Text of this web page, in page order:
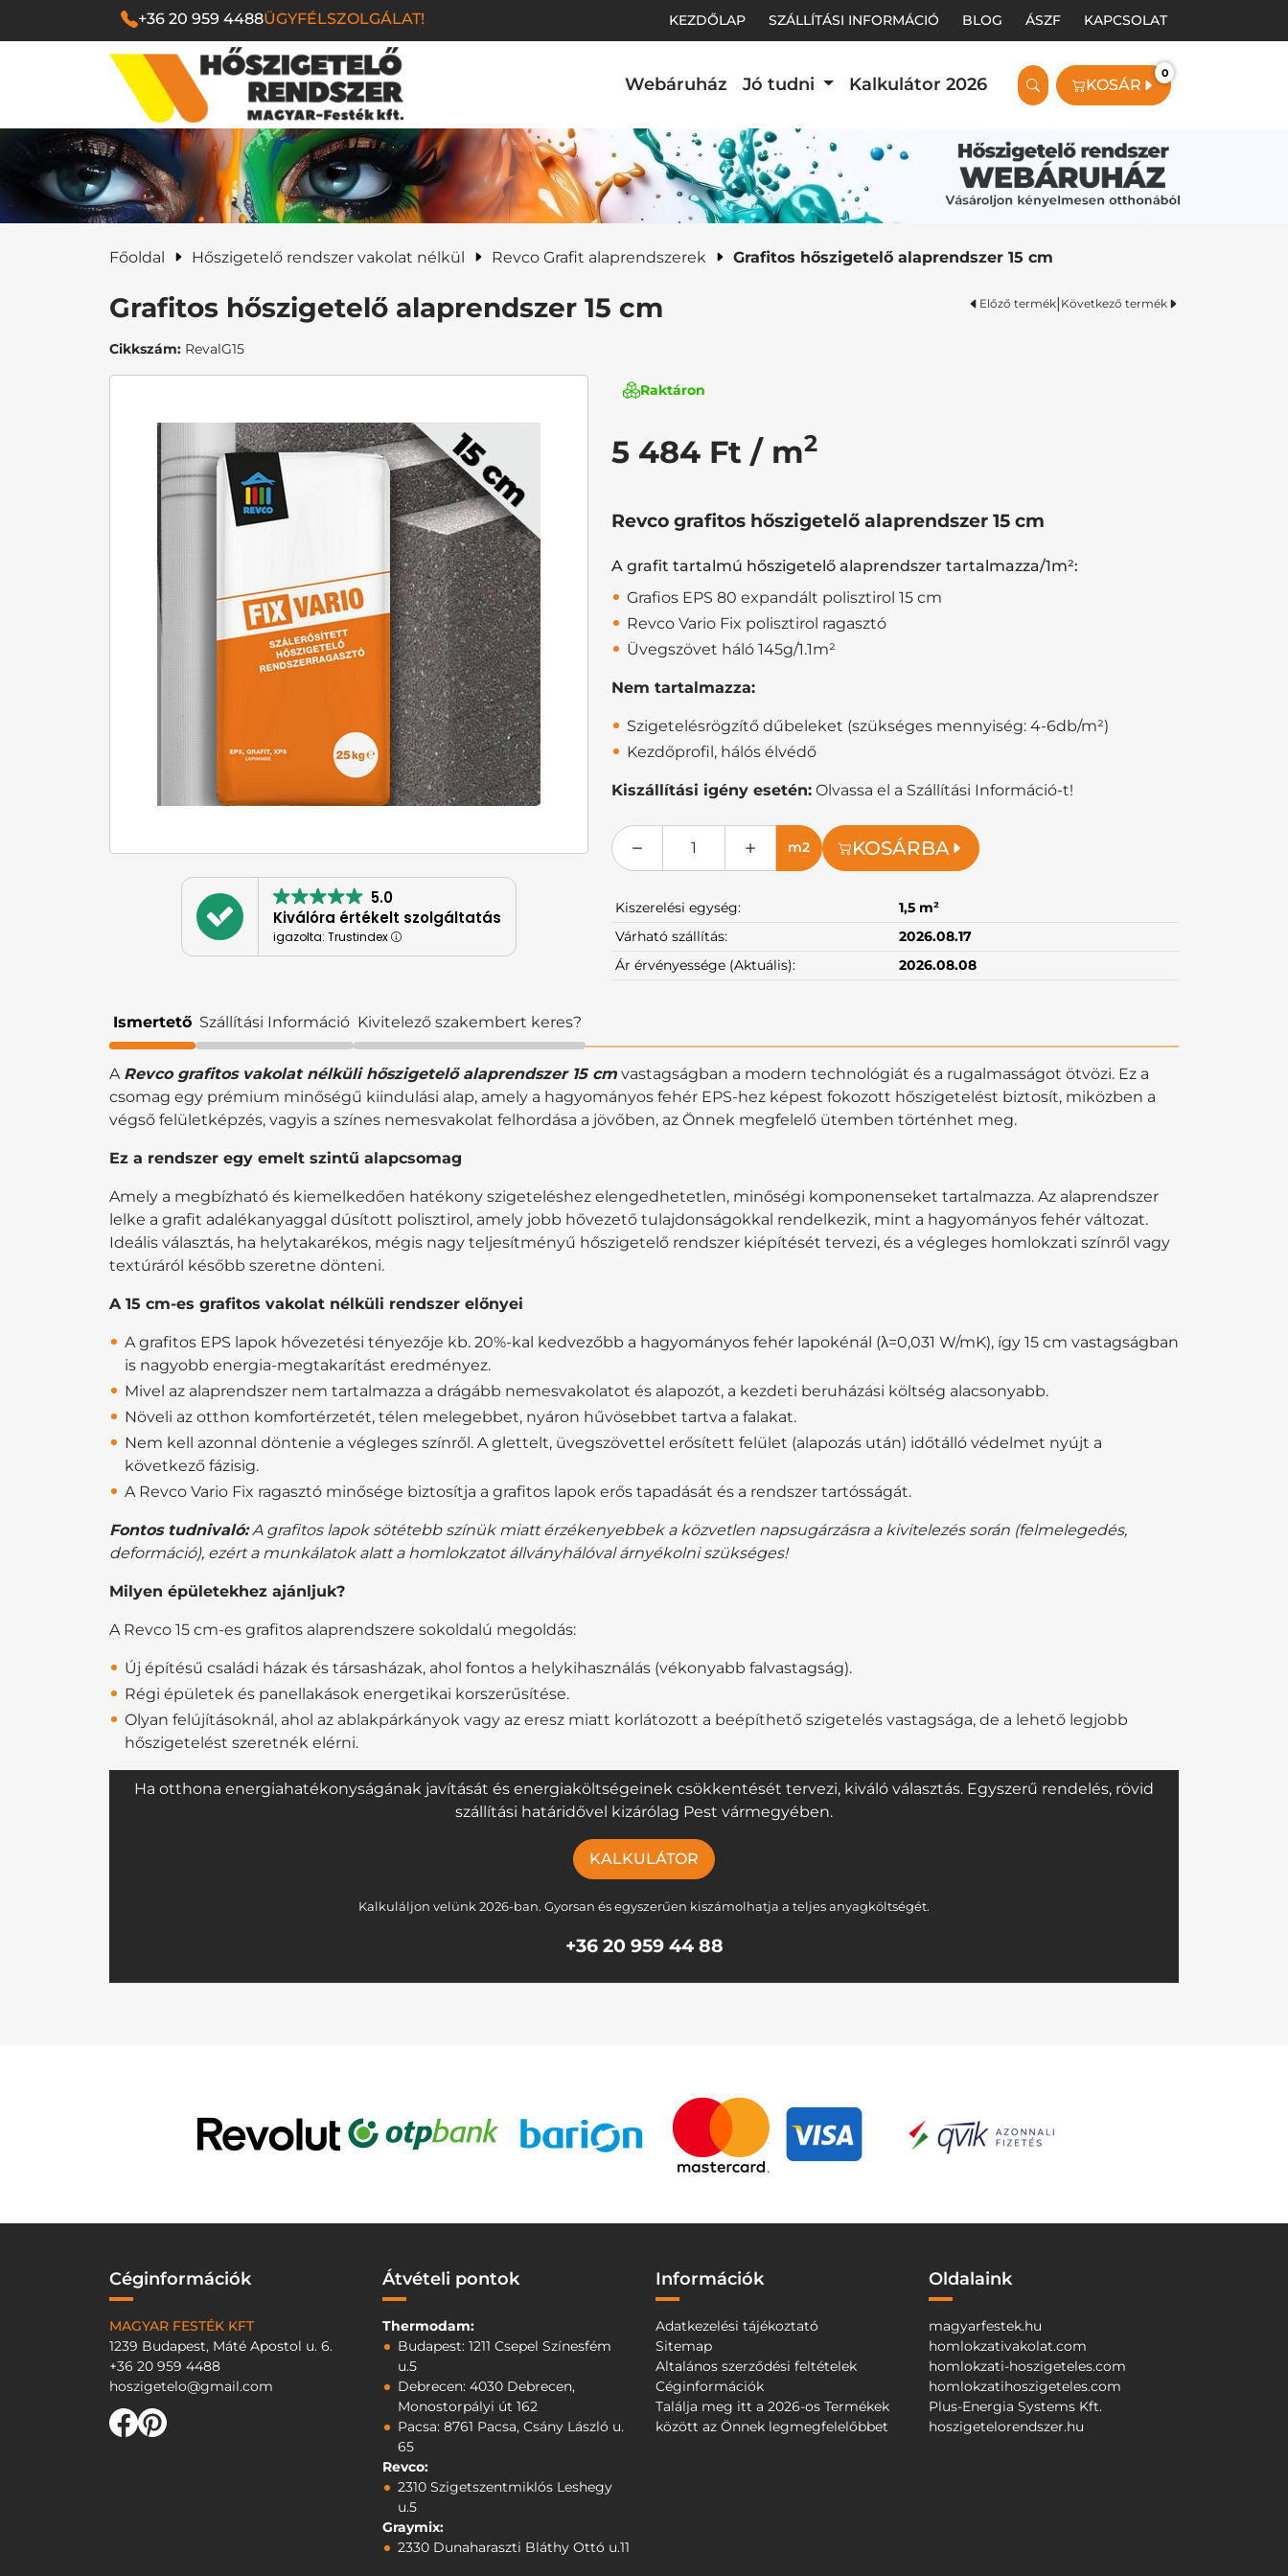
+36 20 959 4488ÜGYFÉLSZOLGÁLAT! KEZDŐLAP SZÁLLÍTÁSI INFORMÁCIÓ BLOG ÁSZF KAPCSOLAT
Magyar Festék Kft.
Webáruház Jó tudni Kalkulátor 2026 KOSÁR
0
Főoldal Hőszigetelő rendszer vakolat nélkül Revco Grafit alaprendszerek Grafitos hőszigetelő alaprendszer 15 cm
Grafitos hőszigetelő alaprendszer 15 cm Előző termék| Következő termék
Cikkszám: RevalG15
5.0
Kiválóra értékelt szolgáltatás
igazolta: Trustindex
Raktáron
5 484 Ft / m2
Revco grafitos hőszigetelő alaprendszer 15 cm
A grafit tartalmú hőszigetelő alaprendszer tartalmazza/1m²:
Grafios EPS 80 expandált polisztirol 15 cm
Revco Vario Fix polisztirol ragasztó
Üvegszövet háló 145g/1.1m²
Nem tartalmazza:
Szigetelésrögzítő dűbeleket (szükséges mennyiség: 4-6db/m²)
Kezdőprofil, hálós élvédő
Kiszállítási igény esetén: Olvassa el a Szállítási Információ-t!
m2 KOSÁRBA
Kiszerelési egység:
1,5 m²
Várható szállítás:
2026.08.17
Ár érvényessége (Aktuális):
2026.08.08
Ismertető Szállítási Információ Kivitelező szakembert keres?
A Revco grafitos vakolat nélküli hőszigetelő alaprendszer 15 cm vastagságban a modern technológiát és a rugalmasságot ötvözi. Ez a
csomag egy prémium minőségű kiindulási alap, amely a hagyományos fehér EPS-hez képest fokozott hőszigetelést biztosít, miközben a
végső felületképzés, vagyis a színes nemesvakolat felhordása a jövőben, az Önnek megfelelő ütemben történhet meg.
Ez a rendszer egy emelt szintű alapcsomag
Amely a megbízható és kiemelkedően hatékony szigeteléshez elengedhetetlen, minőségi komponenseket tartalmazza. Az alaprendszer
lelke a grafit adalékanyaggal dúsított polisztirol, amely jobb hővezető tulajdonságokkal rendelkezik, mint a hagyományos fehér változat.
Ideális választás, ha helytakarékos, mégis nagy teljesítményű hőszigetelő rendszer kiépítését tervezi, és a végleges homlokzati színről vagy
textúráról később szeretne dönteni.
A 15 cm-es grafitos vakolat nélküli rendszer előnyei
A grafitos EPS lapok hővezetési tényezője kb. 20%-kal kedvezőbb a hagyományos fehér lapokénál (λ=0,031 W/mK), így 15 cm vastagságban
is nagyobb energia-megtakarítást eredményez.
Mivel az alaprendszer nem tartalmazza a drágább nemesvakolatot és alapozót, a kezdeti beruházási költség alacsonyabb.
Növeli az otthon komfortérzetét, télen melegebbet, nyáron hűvösebbet tartva a falakat.
Nem kell azonnal döntenie a végleges színről. A glettelt, üvegszövettel erősített felület (alapozás után) időtálló védelmet nyújt a
következő fázisig.
A Revco Vario Fix ragasztó minősége biztosítja a grafitos lapok erős tapadását és a rendszer tartósságát.
Fontos tudnivaló:A grafitos lapok sötétebb színük miatt érzékenyebbek a közvetlen napsugárzásra a kivitelezés során (felmelegedés,
deformáció), ezért a munkálatok alatt a homlokzatot állványhálóval árnyékolni szükséges!
Milyen épületekhez ajánljuk?
A Revco 15 cm-es grafitos alaprendszere sokoldalú megoldás:
Új építésű családi házak és társasházak, ahol fontos a helykihasználás (vékonyabb falvastagság).
Régi épületek és panellakások energetikai korszerűsítése.
Olyan felújításoknál, ahol az ablakpárkányok vagy az eresz miatt korlátozott a beépíthető szigetelés vastagsága, de a lehető legjobb
hőszigetelést szeretnék elérni.
Ha otthona energiahatékonyságának javítását és energiaköltségeinek csökkentését tervezi, kiváló választás. Egyszerű rendelés, rövid
szállítási határidővel kizárólag Pest vármegyében.
KALKULÁTOR
Kalkuláljon velünk 2026-ban. Gyorsan és egyszerűen kiszámolhatja a teljes anyagköltségét.
+36 20 959 44 88
Céginformációk
MAGYAR FESTÉK KFT
1239 Budapest, Máté Apostol u. 6.
+36 20 959 4488
hoszigetelo@gmail.com
Átvételi pontok
Thermodam:
Budapest: 1211 Csepel Színesfém
u.5
Debrecen: 4030 Debrecen,
Monostorpályi út 162
Pacsa: 8761 Pacsa, Csány László u.
65
Revco:
2310 Szigetszentmiklós Leshegy
u.5
Graymix:
2330 Dunaharaszti Bláthy Ottó u.11
Információk
Adatkezelési tájékoztató
Sitemap
Altalános szerződési feltételek
Céginformációk
Találja meg itt a 2026-os Termékek
között az Önnek legmegfelelőbbet
Oldalaink
magyarfestek.hu
homlokzativakolat.com
homlokzati-hoszigeteles.com
homlokzatihoszigeteles.com
Plus-Energia Systems Kft.
hoszigetelorendszer.hu